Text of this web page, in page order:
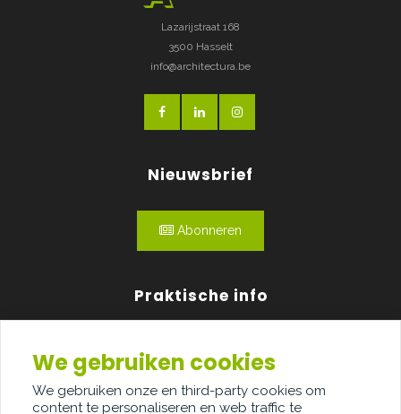
Lazarijstraat 168
3500 Hasselt
info@architectura.be
Nieuwsbrief
Abonneren
Praktische info
Over ons
We gebruiken cookies
We gebruiken onze en third-party cookies om
content te personaliseren en web traffic te